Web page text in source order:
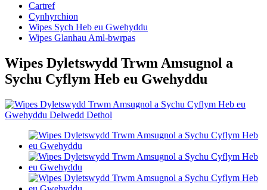
Cartref
Cynhyrchion
Wipes Sych Heb eu Gwehyddu
Wipes Glanhau Aml-bwrpas
Wipes Dyletswydd Trwm Amsugnol a
Sychu Cyflym Heb eu Gwehyddu